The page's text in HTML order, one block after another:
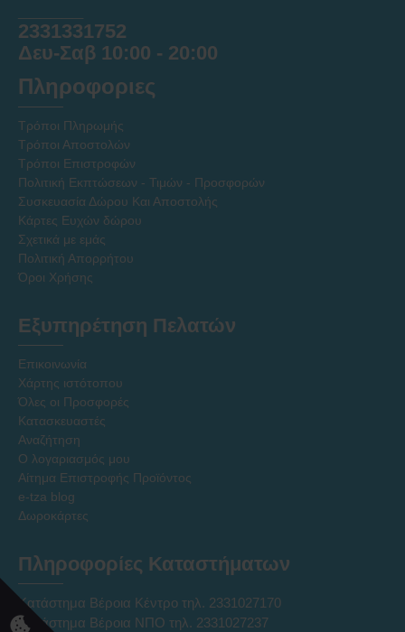
2331331752
Δευ-Σαβ 10:00 - 20:00
Πληροφοριες
Τρόποι Πληρωμής
Τρόποι Αποστολών
Τρόποι Επιστροφών
Πολιτική Εκπτώσεων - Τιμών - Προσφορών
Συσκευασία Δώρου Και Αποστολής
Κάρτες Ευχών δώρου
Σχετικά με εμάς
Πολιτική Απορρήτου
Όροι Χρήσης
Εξυπηρέτηση Πελατών
Επικοινωνία
Χάρτης ιστότοπου
Όλες οι Προσφορές
Κατασκευαστές
Αναζήτηση
Ο λογαριασμός μου
Αίτημα Επιστροφής Προϊόντος
e-tza blog
Δωροκάρτες
Πληροφορίες Καταστήματων
Κατάστημα Βέροια Κέντρο τηλ. 2331027170
Κατάστημα Βέροια ΝΠΟ τηλ. 2331027237